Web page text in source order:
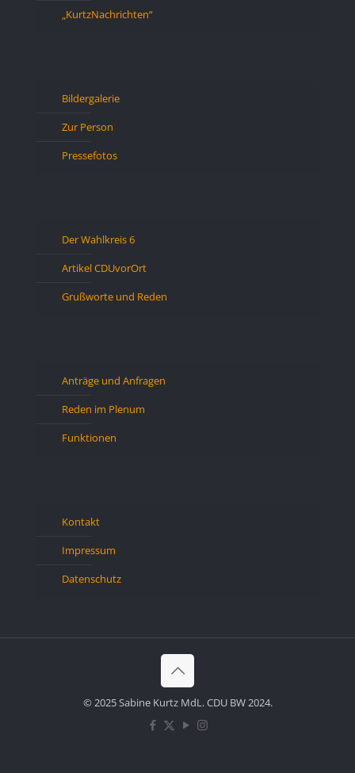
„KurtzNachrichten“
Bildergalerie
Zur Person
Pressefotos
Der Wahlkreis 6
Artikel CDUvorOrt
Grußworte und Reden
Anträge und Anfragen
Reden im Plenum
Funktionen
Kontakt
Impressum
Datenschutz
© 2025 Sabine Kurtz MdL. CDU BW 2024.